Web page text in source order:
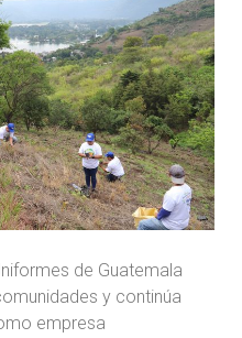
de Guatemala
y continúa
empresa